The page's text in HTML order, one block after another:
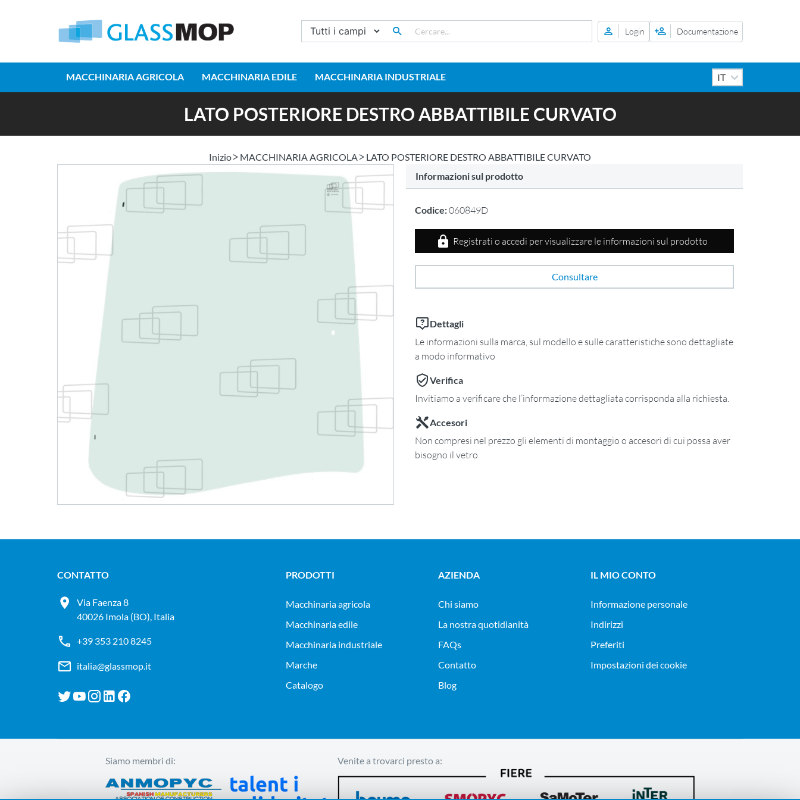
Login Documentazione
MACCHINARIA AGRICOLA MACCHINARIA EDILE MACCHINARIA INDUSTRIALE
LATO POSTERIORE DESTRO ABBATTIBILE CURVATO
Inizio MACCHINARIA AGRICOLA
LATO POSTERIORE DESTRO ABBATTIBILE CURVATO
Informazioni sul prodotto
Codice:060849D
Registrati o accedi per visualizzare le informazioni sul prodotto
Consultare
Dettagli
Le informazioni sulla marca, sul modello e sulle caratteristiche sono dettagliate
a modo informativo
Verifica
Invitiamo a verificare che l’informazione dettagliata corrisponda alla richiesta.
Accesori
Non compresi nel prezzo gli elementi di montaggio o accesori di cui possa aver
bisogno il vetro.
CONTATTO
Via Faenza 8
40026 Imola (BO), Italia
+39 353 210 8245
italia@glassmop.it
PRODOTTI
macchinaria agricola
macchinaria edile
macchinaria industriale
Marche
Catalogo
AZIENDA
Chi siamo
La nostra quotidianità
FAQs
Contatto
Blog
IL MIO CONTO
Informazione personale
Indirizzi
Preferiti
Impostazioni dei cookie
Siamo membri di: Venite a trovarci presto a: